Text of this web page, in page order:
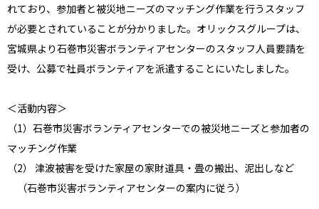
れており、参加者と被災地ニーズのマッチング作業を行うスタッフ
が必要とされていることが分かりました。オリックスグループは、
宮城県より石巻市災害ボランティアセンターのスタッフ人員要請を
受け、公募で社員ボランティアを派遣することにいたしました。
＜活動内容＞
（1）石巻市災害ボランティアセンターでの被災地ニーズと参加者の
マッチング作業
（2） 津波被害を受けた家屋の家財道具・畳の搬出、泥出しなど
（石巻市災害ボランティアセンターの案内に従う）